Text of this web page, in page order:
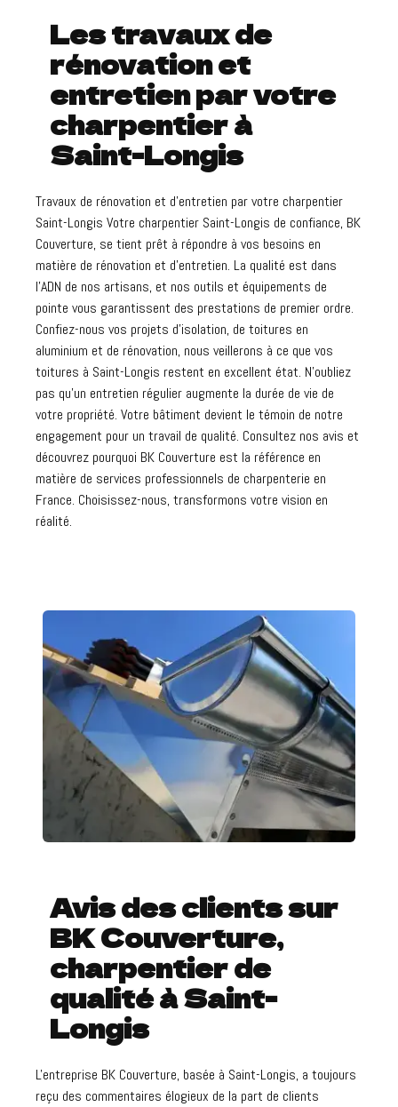
Les travaux de
rénovation et
entretien par votre
charpentier à
Saint-Longis
Travaux de rénovation et d'entretien par votre charpentier
Saint-Longis Votre charpentier Saint-Longis de confiance, BK
Couverture, se tient prêt à répondre à vos besoins en
matière de rénovation et d'entretien. La qualité est dans
l'ADN de nos artisans, et nos outils et équipements de
pointe vous garantissent des prestations de premier ordre.
Confiez-nous vos projets d'isolation, de toitures en
aluminium et de rénovation, nous veillerons à ce que vos
toitures à Saint-Longis restent en excellent état. N'oubliez
pas qu'un entretien régulier augmente la durée de vie de
votre propriété. Votre bâtiment devient le témoin de notre
engagement pour un travail de qualité. Consultez nos avis et
découvrez pourquoi BK Couverture est la référence en
matière de services professionnels de charpenterie en
France. Choisissez-nous, transformons votre vision en
réalité.
Avis des clients sur
BK Couverture,
charpentier de
qualité à Saint-
Longis
L'entreprise BK Couverture, basée à Saint-Longis, a toujours
reçu des commentaires élogieux de la part de clients